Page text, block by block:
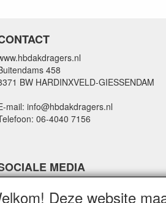
458
BW HARDINXVELD-GIESSENDAM
mail: info@hbdakdragers.nl
06-4040 7156
MEDIA
Deze website